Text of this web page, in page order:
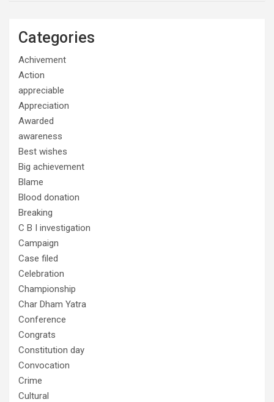
Categories
Achivement
Action
appreciable
Appreciation
Awarded
awareness
Best wishes
Big achievement
Blame
Blood donation
Breaking
C B I investigation
Campaign
Case filed
Celebration
Championship
Char Dham Yatra
Conference
Congrats
Constitution day
Convocation
Crime
Cultural